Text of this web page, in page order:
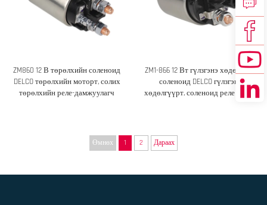
хөндлөнгүй тавцан хөндлөнгүй
тавцан хөндлөнгүй тавцан
хөндлөнгүй тавцан хөндлөнгүй
тавцан хөндлөнгүй тав......
ZM860 12 В төрөлхийн соленоид
DELCO төрөлхийн моторт, солих
төрөлхийн реле-дамжуулагч
ZM1-866 12 Вт гүлзгэнэ хөдөлгүүр
соленоид DELCO гүлзгэнэ
хөдөлгүүрт, соленоид реле солих
Өмнөх 1 2 Дараах